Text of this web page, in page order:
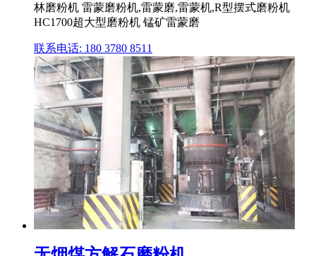
林磨粉机 雷蒙磨粉机,雷蒙磨,雷蒙机,R型摆式磨粉机
HC1700超大型磨粉机 锰矿雷蒙磨
联系电话: 180 3780 8511